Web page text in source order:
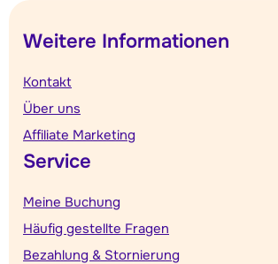
Weitere Informationen
Kontakt
Über uns
Affiliate Marketing
Service
Meine Buchung
Häufig gestellte Fragen
Bezahlung & Stornierung